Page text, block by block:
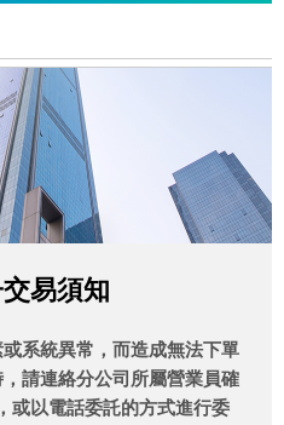
易須知
系統異常，而造成無法下單
請連絡分公司所屬營業員確
或以電話委託的方式進行委